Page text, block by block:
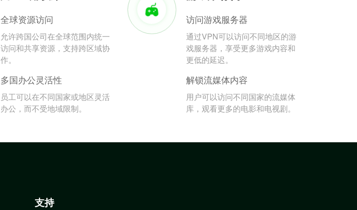
全球资源访问
允许跨国公司在全球范围内统一
访问和共享资源，支持跨区域协
作。
多国办公灵活性
员工可以在不同国家或地区灵活
办公，而不受地域限制。
访问游戏服务器
通过VPN可以访问不同地区的游
戏服务器，享受更多游戏内容和
更低的延迟。
解锁流媒体内容
用户可以访问不同国家的流媒体
库，观看更多的电影和电视剧。
支持